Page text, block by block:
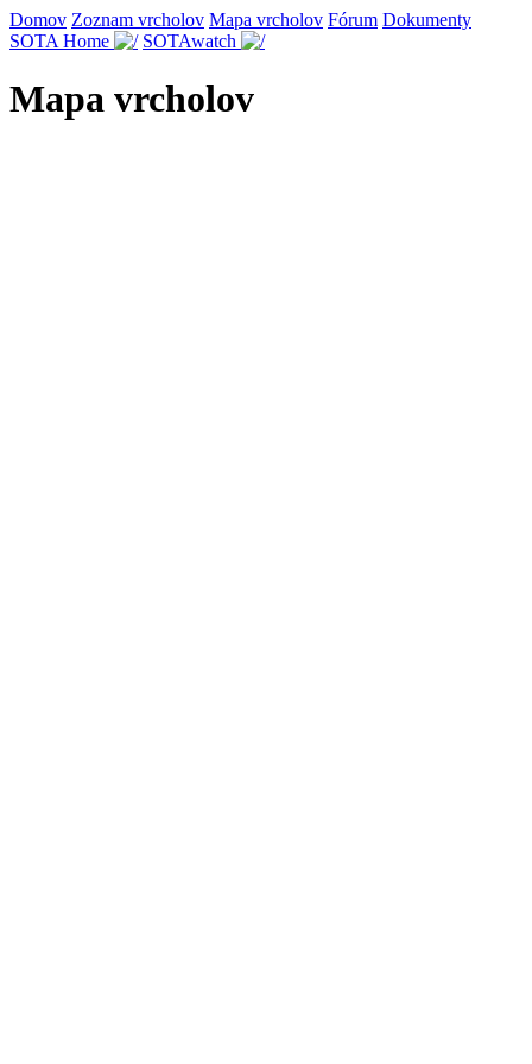
Domov Zoznam vrcholov Mapa vrcholov Fórum Dokumenty
SOTA Home
SOTAwatch
Mapa vrcholov